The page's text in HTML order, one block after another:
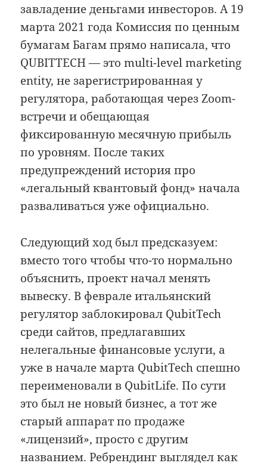
завладение деньгами инвесторов. А 19
марта 2021 года Комиссия по ценным
бумагам Багам прямо написала, что
QUBITTECH — это multi-level marketing
entity, не зарегистрированная у
регулятора, работающая через Zoom-
встречи и обещающая
фиксированную месячную прибыль
по уровням. После таких
предупреждений история про
«легальный квантовый фонд» начала
разваливаться уже официально.
Следующий ход был предсказуем:
вместо того чтобы что-то нормально
объяснить, проект начал менять
вывеску. В феврале итальянский
регулятор заблокировал QubitTech
среди сайтов, предлагавших
нелегальные финансовые услуги, а
уже в начале марта QubitTech спешно
переименовали в QubitLife. По сути
это был не новый бизнес, а тот же
старый аппарат по продаже
«лицензий», просто с другим
названием. Ребрендинг выглядел как